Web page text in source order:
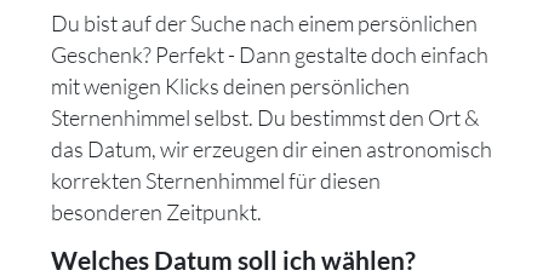
Du bist auf der Suche nach einem persönlichen
Geschenk? Perfekt - Dann gestalte doch einfach
mit wenigen Klicks deinen persönlichen
Sternenhimmel selbst. Du bestimmst den Ort &
das Datum, wir erzeugen dir einen astronomisch
korrekten Sternenhimmel für diesen
besonderen Zeitpunkt.
Welches Datum soll ich wählen?